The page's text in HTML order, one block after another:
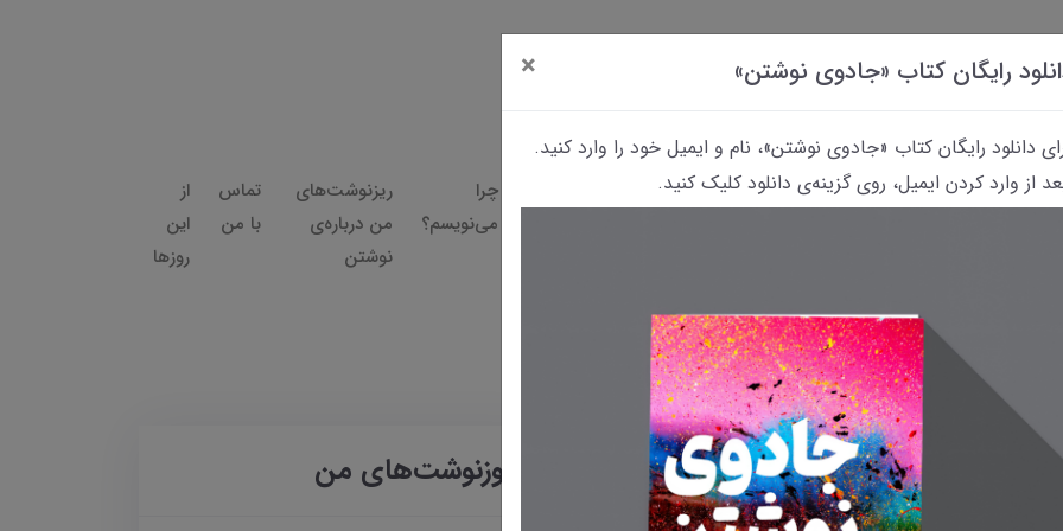
رایگان کتاب «جادوی نوشتن» ×
دانلود رایگان کتاب «جادوی نوشتن»، نام و ایمیل خود را وارد کنید.
از وارد کردن ایمیل، روی گزینه‌ی دانلود کلیک کنید.
داستانک‌
کتاب
پرسش
معرفی
معرفی فیلم‌های
چرا
می‌نویسم؟
ریزنوشت‌های
من درباره‌ی
نوشتن
تماس
با من
از
این
روزها
خاطرات روزنوشت‌های من